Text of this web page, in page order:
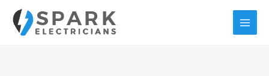
contenido